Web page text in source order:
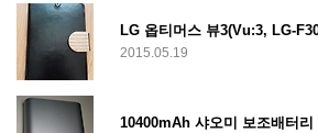
2015.05.19